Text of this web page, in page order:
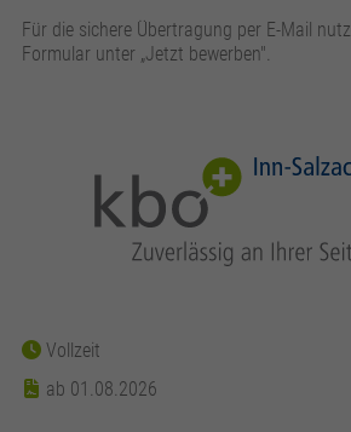
Für die sichere Übertragung per E-Mail
Formular unter „Jetzt bewerben".
Vollzeit
ab 01.08.2026